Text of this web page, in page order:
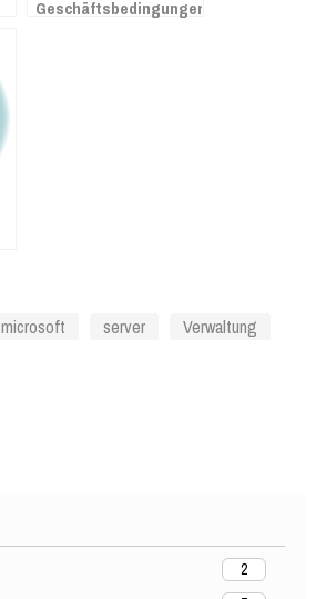
2
Geschäftsbedingungen
microsoft server
Verwaltung